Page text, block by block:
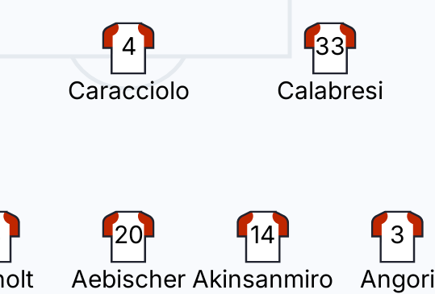
Vural che rimpiazza Stefano Moreo.
4
Caracciolo
33
Calabresi
20
Aebischer
14
Akinsanmiro
3
Angori